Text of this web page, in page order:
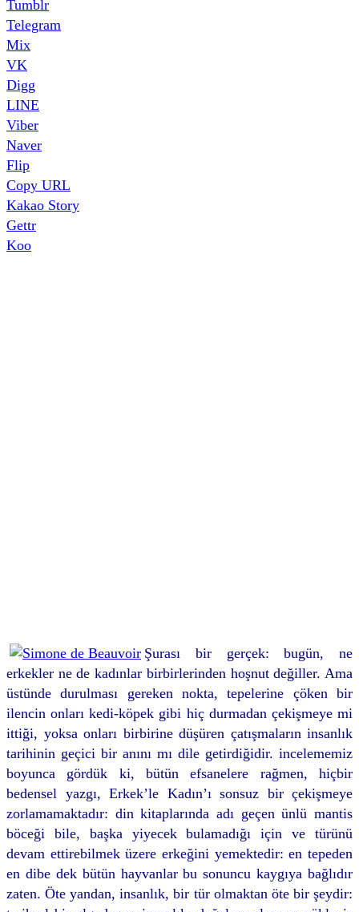
Tumblr
Telegram
Mix
VK
Digg
LINE
Viber
Naver
Flip
Copy URL
Kakao Story
Gettr
Koo
Şurası bir gerçek: bugün, ne
erkekler ne de kadınlar birbirlerinden hoşnut değiller. Ama
üstünde durulması gereken nokta, tepelerine çöken bir
ilencin onları kedi-köpek gibi hiç durmadan çekişmeye mi
ittiği, yoksa onları birbirine düşüren çatışmaların insanlık
tarihinin geçici bir anını mı dile getirdiğidir. incelememiz
boyunca gördük ki, bütün efsanelere rağmen, hiçbir
bedensel yazgı, Erkek’le Kadın’ı sonsuz bir çekişmeye
zorlamamaktadır: din kitaplarında adı geçen ünlü mantis
böceği bile, başka yiyecek bulamadığı için ve türünü
devam ettirebilmek üzere erkeğini yemektedir: en tepeden
en dibe dek bütün hayvanlar bu sonuncu kaygıya bağlıdır
zaten. Öte yandan, insanlık, bir tür olmaktan öte bir şeydir: